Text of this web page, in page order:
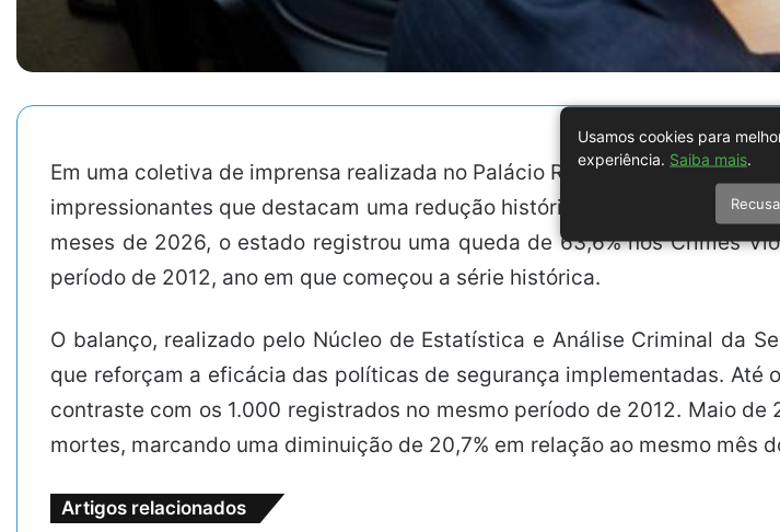
Em uma coletiva de imprensa realizada no Palácio República dos
impressionantes que destacam uma redução histórica nos homicídios
meses de 2026, o estado registrou uma queda de 63,6% nos Crimes
período de 2012, ano em que começou a série histórica.
O balanço, realizado pelo Núcleo de Estatística e Análise Criminal da
que reforçam a eficácia das políticas de segurança implementadas.
contraste com os 1.000 registrados no mesmo período de 2012. Maio
mortes, marcando uma diminuição de 20,7% em relação ao mesmo mês
Artigos relacionados
Usamos cookies para
experiência. Saiba mais